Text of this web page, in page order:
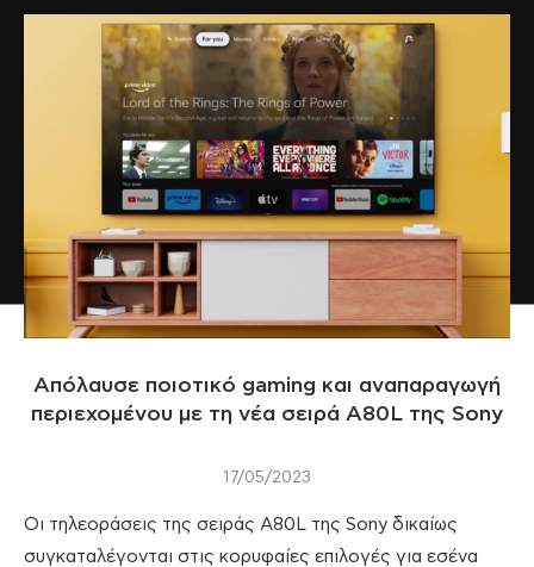
Απόλαυσε ποιοτικό gaming και αναπαραγωγή
περιεχομένου με τη νέα σειρά A80L της Sony
17/05/2023
Οι τηλεοράσεις της σειράς A80L της Sony δικαίως
συγκαταλέγονται στις κορυφαίες επιλογές για εσένα